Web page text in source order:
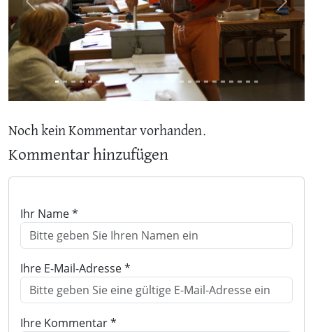
Previous Next
Noch kein Kommentar vorhanden.
Kommentar hinzufügen
Ihr Name *
Ihre E-Mail-Adresse *
Ihre Kommentar *